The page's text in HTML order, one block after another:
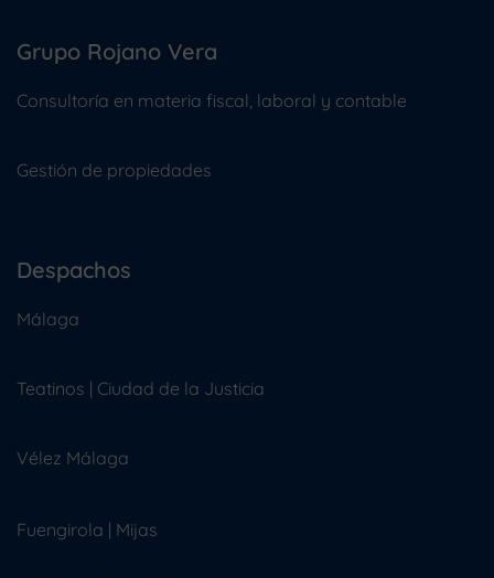
Grupo Rojano Vera
Consultoría en materia fiscal, laboral y contable
Gestión de propiedades
Despachos
Málaga
Teatinos | Ciudad de la Justicia
Vélez Málaga
Fuengirola | Mijas